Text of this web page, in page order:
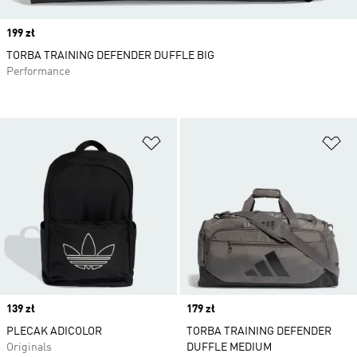
Price
139 zł
PLECAK ADICOLOR
Originals
Price
179 zł
TORBA TRAINING DEFENDER
DUFFLE MEDIUM
Price
199 zł
TORBA TRAINING DEFENDER DUFFLE BIG
Performance